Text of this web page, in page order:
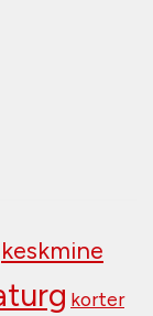
keskmine
korter